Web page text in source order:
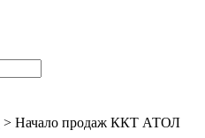
> Начало продаж ККТ АТОЛ